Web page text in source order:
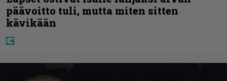
päävoitto tuli, mutta miten sitten
kävikään